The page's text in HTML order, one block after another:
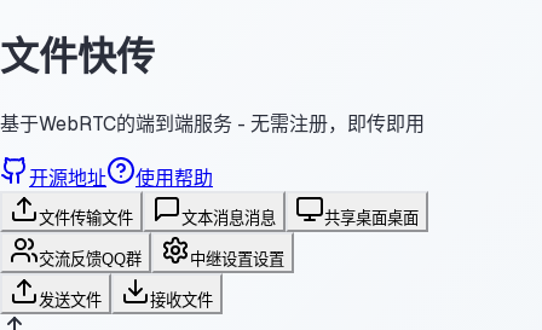
文件快传
基于WebRTC的端到端服务 - 无需注册，即传即用
开源地址 使用帮助
文件传输文件 文本消息消息 共享桌面桌面
交流反馈QQ群 中继设置设置
发送文件 接收文件